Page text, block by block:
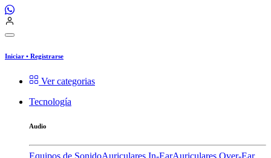
Iniciar • Registrarse
Ver categorias
Tecnología
Audio
Equipos de SonidoAuriculares In-EarAuriculares Over-Ear